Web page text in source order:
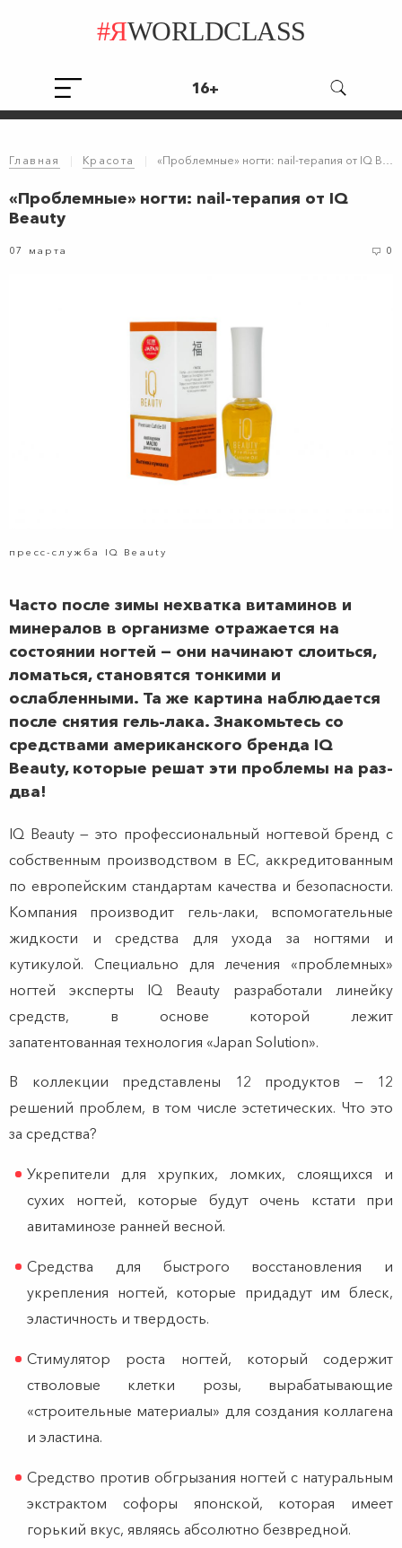
#ЯWORLDCLASS
16+
Главная | Красота | «Проблемные» ногти: nail-терапия от IQ Beauty
«Проблемные» ногти: nail-терапия от IQ
Beauty
07 марта 0
пресс-служба IQ Beauty
Часто после зимы нехватка витаминов и
минералов в организме отражается на
состоянии ногтей — они начинают слоиться,
ломаться, становятся тонкими и
ослабленными. Та же картина наблюдается
после снятия гель-лака. Знакомьтесь со
средствами американского бренда IQ
Beauty, которые решат эти проблемы на раз-
два!
IQ Beauty — это профессиональный ногтевой бренд с
собственным производством в ЕС, аккредитованным
по европейским стандартам качества и безопасности.
Компания производит гель-лаки, вспомогательные
жидкости и средства для ухода за ногтями и
кутикулой. Специально для лечения «проблемных»
ногтей эксперты IQ Beauty разработали линейку
средств, в основе которой лежит
запатентованная технология «Japan Solution».
В коллекции представлены 12 продуктов — 12
решений проблем, в том числе эстетических. Что это
за средства?
Укрепители для хрупких, ломких, слоящихся и
сухих ногтей, которые будут очень кстати при
авитаминозе ранней весной.
Средства для быстрого восстановления и
укрепления ногтей, которые придадут им блеск,
эластичность и твердость.
Стимулятор роста ногтей, который содержит
стволовые клетки розы, вырабатывающие
«строительные материалы» для создания коллагена
и эластина.
Средство против обгрызания ногтей с натуральным
экстрактом софоры японской, которая имеет
горький вкус, являясь абсолютно безвредной.